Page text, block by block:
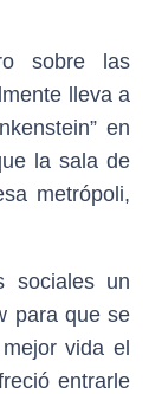
sobre las
lleva a
en
la sala de
metrópoli,
sociales un
para que se
vida el
entrarle